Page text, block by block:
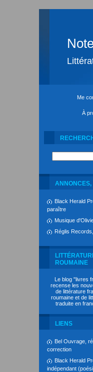
Me
À
ANNONCES,
Black Herald
paraître
Musique
Réglis
ROUMAINE
Le blog "livres
recense les
de littérature
roumaine et de
traduite en
LIENS
Bel Ouvrage,
correction
Black Herald
indépendant